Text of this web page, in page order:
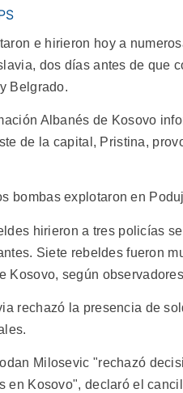
e hirieron hoy a
dos días antes de que
Belgrado.
Albanés de Kosovo
de la capital, Pristina,
bombas explotaron en
hirieron a tres policías
Siete rebeldes fueron
Kosovo, según
rechazó la presencia de
Milosevic "rechazó
en Kosovo", declaró el